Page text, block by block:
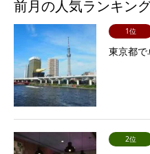
前月の人気ランキン
1位
東京都で
2位